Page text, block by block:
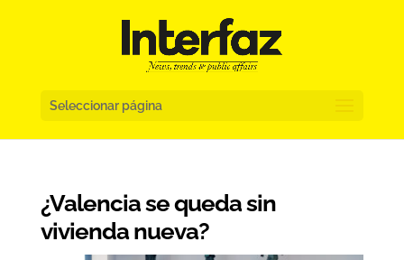
Seleccionar página
¿Valencia se queda sin
vivienda nueva?